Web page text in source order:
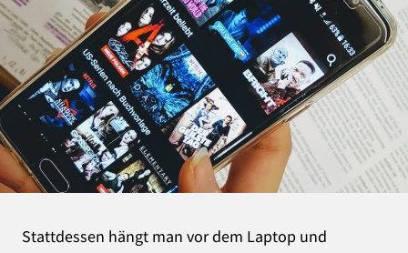
Stattdessen hängt man vor dem Laptop und